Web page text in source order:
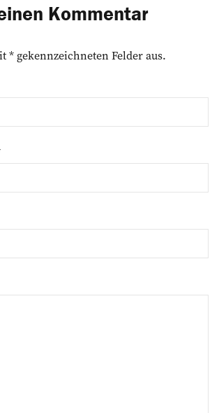
Kommentar
* gekennzeichneten Felder aus.